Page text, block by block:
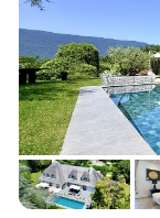
gekenmerkt door